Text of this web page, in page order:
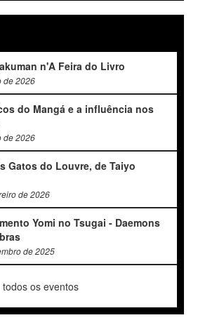
n'A Feira do Livro
de 2026
do Mangá e a influência nos
de 2026
Gatos do Louvre, de Taiyo
de 2026
Yomi no Tsugai - Daemons
de 2025
todos os eventos